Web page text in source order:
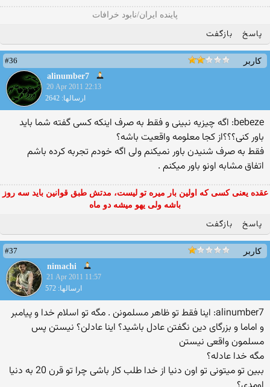
پاينده ايران/نابود خرافات
پاسخ بازگفت
کاربر
#36
alinumber7
20 Apr 2011 22:13
ارسالها: 2642
bebeze: اگه چیزیه نبینی و فقط به صرف اینكه كسی گفته شما باید
باور كنی؟؟؟از كجا معلومه واقعیت باشه؟
فقط به صرف شنیدن باور نمیكنم ولی اگه خودم تجربه كرده باشم
اتفاق مشابه اونو باور میكنم .
عقده یعنی کسی که اولین بار میره تو لیست، مدتش طبق قوانین باید سه روز
باشه ولی یهو میشه دو ماه
پاسخ بازگفت
کاربر
#37
nimachi
21 Apr 2011 11:57
ارسالها: 572
alinumber7: اینا فقط تو ظاهر مسلمونن . مگه تو اسلام خدا و پیامبر
و اماما و بزرگای دین نگفتن عادل باشید؟ اینا عادلن؟ نیستن پس
مسلمون واقعی نیستن
مگه خدا عادله؟
ببین تو میتونی تو اون دنیا از خدا طلب كار باشی چرا تو قرن 20 به دنیا